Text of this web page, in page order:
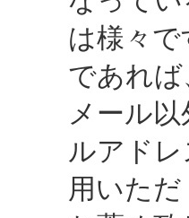
は様々
であれ
メール
ルアド
用いた